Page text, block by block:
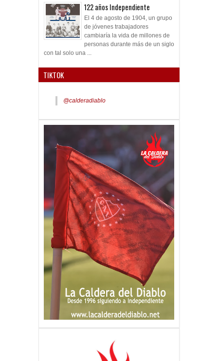
122 años Independiente
El 4 de agosto de 1904, un grupo
de jóvenes trabajadores
cambiaría la vida de millones de
personas durante más de un siglo
con tal solo una ...
TIKTOK
@calderadiablo